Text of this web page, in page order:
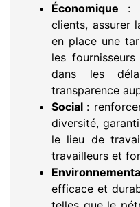
Économique :
clients, assurer
en place une
les
dans les
transparence
Social :
diversité,
le lieu de
travailleurs et
efficace et